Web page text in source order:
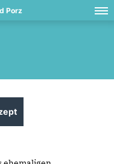
Porz